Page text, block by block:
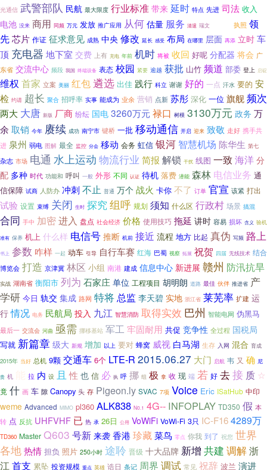
光通信 武警部队 民航 最大限度 行业标准 带来 延时 特点 先进 司法 收入
电池 没来 商用 同频 万元 发放 推广应用 从何 估量 服务 清退 瑞文 执照 领
先芯片 作证 征求意见 成熟 中央 修改 延长 感受 布局 在哪里 层面 再添 立时 车
顶 充电器 地下室 交费 上有 充电 年前 机时 将被 收回 好呢 分配器 将会 广
东省 交流中心 频段 我国 终端设备 表态 校园 紧要 逾越 获批 山竹 频道 部委 登上 启碇
维权 首家 立案 美丽 红包遴选 出佳 践行 科立 谢谢 好的 一点 汗水 要的 安
检 约请 超长 聚合 招呼率 实事 能成为 业余 营销 点新 苏彤 深化 一位 旗舰频次
两大 大唐 新版 厂商 纷纭 国电 3260万元禄口 树模 3130万元 政务 万
余 取销 今年 赓续 成功 南宁市 键桥 一批 移动通信 开启 迎来 致敬 走好 携手共
进 泉州 弱电 图解 最全 监控 分会 移动 会务 虹信 银河 智慧机场 陈华生 第七
杂志 市场 电通 水上运动 物流行业 简报 解锁 干扰 线图 一致海洋 分
配 多种 时代 功能和 呼叫 一般 外形 不同 认证 待机 落费 潜能 森林 电信业务 通
信保障 试商 人防办 冲刺不止 普通 万个 战火 卡你 不了 订单 官宣 该紧 打出
试验 设置 束缚 关闭 生时 探究组呼 规划 须知 什么区 行政村 场景 搞混
合同 手中 加密进入 盘点 社会经济 价格 使用技巧 拖延 讲时 容易 损坏 含义 验机
准有 保养 机上 什么样 电信号推断 机前 接近 流程 地方 比起 真伪 写频 路上
书上 参数 咋样 一起 动车 引导 自行车赛 红海 巴蜀 视察 拓展 祝贺 四届 无线技术 结合
博览会 打造 京津冀 林区 小组 南港 建成 信息中心 新进展 赣州 防汛抗旱
实战 湖南省 衡阳市 列为 石家庄 单位 工程项目 胡明朗 道路 最佳 伙伴 推进省 产
学研 今日 轨交 集成 路网 特将总监 李天碧 实地 浙江省 莱芜率 扩建 运
行 情况 电务 民航局 投入 九江 智慧消防 取得实效 巴州 智能电网 伪黑马
最后一 交流会 河曲 亟需 挪移基站 军工 牢固耐用 共促 竞争性 全过程 国税局
写就 新篇章 级大 新规 增加 以上 要对 蜂窝 威视 白马湖 生存 入网 混合 育成
2015年 当好 总机 9颗 交通车 6个 LTE-R 2015.06.27 大门 启航 韦 又 确 尼
贵 机 拉 内 设 且 性 也 信 必 执 呼 挪 组 极 拿 收 现 端 若 好 去接 质 ☆
竟 什 画 车 隙 Canopy 头 存 Pigeon.ly SVAC 7项 Voice Eric ISatHub 中印
weme Advanced MIMO pl360 ALK838 N0.1 4G-- INFOPLAY TD350 假 本
转 点 反抗 UHFVHF 已 热 承 26日 公用 VoWiFi VoWi-Fi 3只 IC-F164289万
TD360 Master Q603 号新 来袭 香港 珍藏菜鸟 零点 你我 到了 祝您 世界
各地热情 担负 照片 250小时 途聆 晋级 十大品牌 新增 共建 调解浙
江首支 累坠 投资规模 重点 英雄 诰日 条记 周界 调试 常见 祝辞 波兰 演进